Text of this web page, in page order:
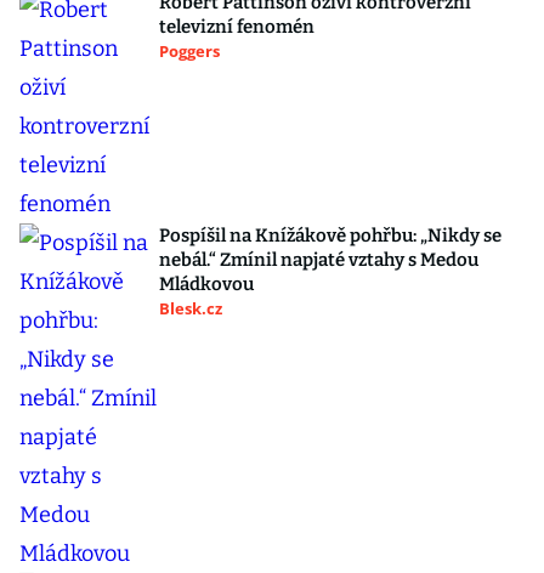
televizní fenomén
Poggers
Pospíšil na Knížákově pohřbu: „Nikdy se
nebál.“ Zmínil napjaté vztahy s Medou
Mládkovou
Blesk.cz